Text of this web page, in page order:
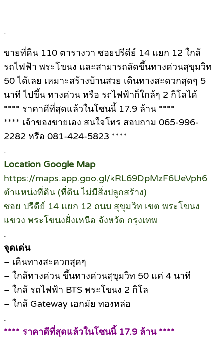
.
ขายที่ดิน 110 ตารางวา ซอยปรีดีย์ 14 แยก 12 ใกล้
รถไฟฟ้า พระโขนง และสามารถลัดขึ้นทางด่วนสุขุมวิท
50 ได้เลย เหมาะสร้างบ้านสวย เดินทางสะดวกสุดๆ 5
นาที ไปขึ้น ทางด่วน หรือ รถไฟฟ้าก็ใกล้ๆ 2 กิโลได้
**** ราคาดีที่สุดแล้วในโซนนี้ 17.9 ล้าน ****
**** เจ้าของขายเอง สนใจโทร สอบถาม 065-996-
2282 หรือ 081-424-5823 ****
.
Location Google Map
https://maps.app.goo.gl/kRL69DpMzF6UeVph6
ตำแหน่งที่ดิน (ที่ดิน ไม่มีสิ่งปลูกสร้าง)
ซอย ปรีดีย์ 14 แยก 12 ถนน สุขุมวิท เขต พระโขนง
แขวง พระโขนงฝั่งเหนือ จังหวัด กรุงเทพ
.
จุดเด่น
– เดินทางสะดวกสุดๆ
– ใกล้ทางด่วน ขึ้นทางด่วนสุขุมวิท 50 แค่ 4 นาที
– ใกล้ รถไฟฟ้า BTS พระโขนง 2 กิโล
– ใกล้ Gateway เอกมัย ทองหล่อ
.
**** ราคาดีที่สุดแล้วในโซนนี้ 17.9 ล้าน ****